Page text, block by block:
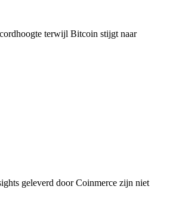
terwijl Bitcoin stijgt naar
geleverd door Coinmerce zijn niet